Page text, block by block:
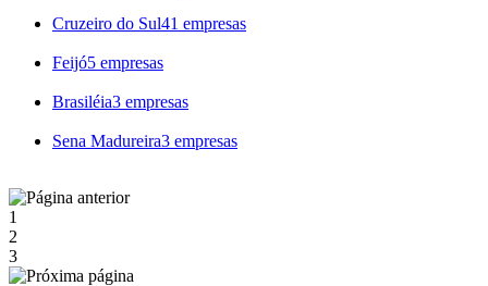
Cruzeiro do Sul41 empresas
Feijó5 empresas
Brasiléia3 empresas
Sena Madureira3 empresas
1
2
3